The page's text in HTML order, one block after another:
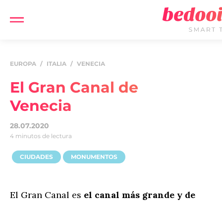
EUROPA / ITALIA / VENECIA
El Gran Canal de
Venecia
28.07.2020
4 minutos de lectura
CIUDADES MONUMENTOS
El Gran Canal es el canal más grande y de